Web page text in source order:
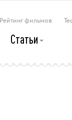
Рейтинг фильмов
Статьи